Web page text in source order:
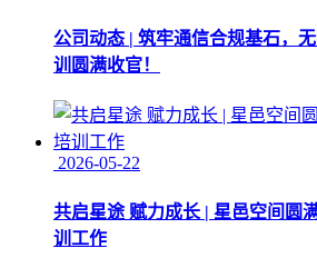
公司动态 | 筑牢通信合规基石，
训圆满收官！
2026-05-22
共启星途 赋力成长 | 星邑空间圆
训工作